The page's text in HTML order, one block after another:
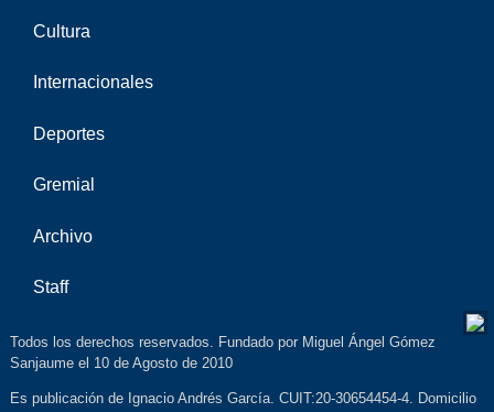
Cultura
Internacionales
Deportes
Gremial
Archivo
Staff
Todos los derechos reservados. Fundado por Miguel Ángel Gómez
Sanjaume el 10 de Agosto de 2010
Es publicación de Ignacio Andrés García. CUIT:20-30654454-4. Domicilio